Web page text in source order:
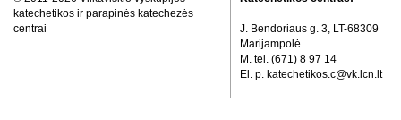
katechetikos ir parapinės katechezės
centrai
J. Bendoriaus g. 3, LT-68309
Marijampolė
M. tel. (671) 8 97 14
El. p. katechetikos.c@vk.lcn.lt